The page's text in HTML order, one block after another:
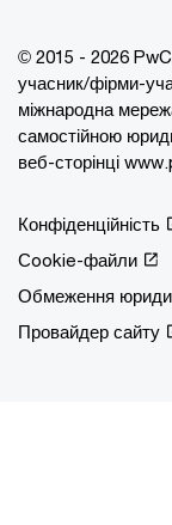
© 2015 - 2026
учасник/фірми-
міжнародна
самостійною
веб-сторінці
Конфіденційність
Сookie-файли
Обмеження
Провайдер сайту